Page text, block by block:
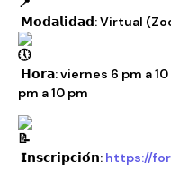
𝗠𝗼𝗱𝗮𝗹𝗶𝗱𝗮𝗱: Virtual
𝗛𝗼𝗿𝗮: viernes 6 pm a
pm a 10 pm
𝗜𝗻𝘀𝗰𝗿𝗶𝗽𝗰𝗶𝗼́𝗻: https://